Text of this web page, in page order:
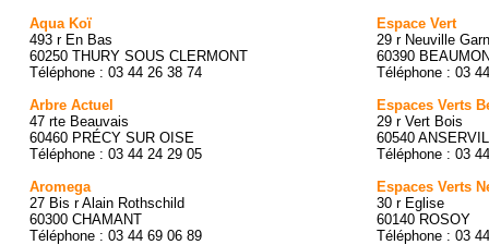
Aqua Koï
493 r En Bas
60250 THURY SOUS CLERMONT
Téléphone : 03 44 26 38 74
Arbre Actuel
47 rte Beauvais
60460 PRÉCY SUR OISE
Téléphone : 03 44 24 29 05
Aromega
27 Bis r Alain Rothschild
60300 CHAMANT
Téléphone : 03 44 69 06 89
Espace Vert
29 r Neuville
60390
Téléphone : 03
Espaces Verts
29 r Vert Bois
60540
Téléphone : 03
Espaces Verts
30 r Eglise
60140 ROSOY
Téléphone : 03